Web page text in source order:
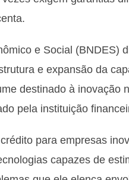
e Social (BNDES)
e expansão da
destinado à inovação
pela instituição
para empresas
capazes de